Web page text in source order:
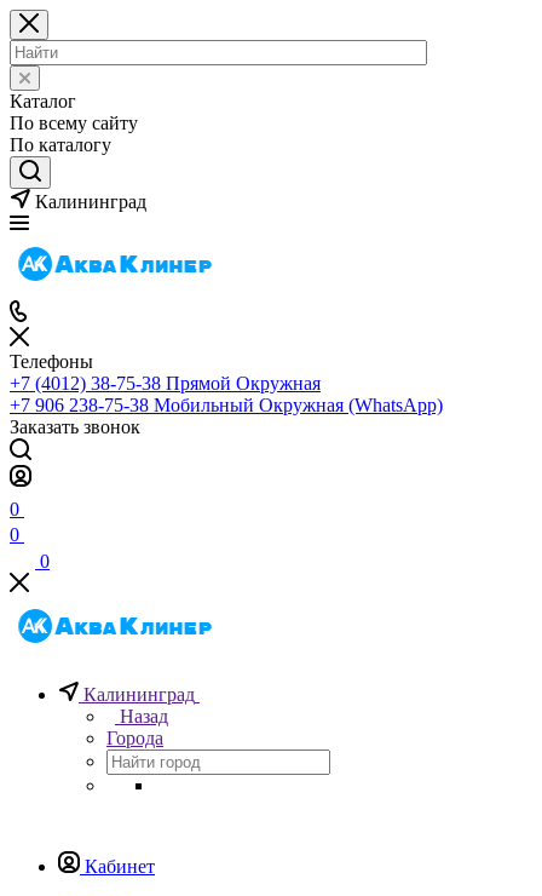
Каталог
По всему сайту
По каталогу
Калининград
Телефоны
+7 (4012) 38-75-38 Прямой Окружная
+7 906 238-75-38 Мобильный Окружная (WhatsApp)
Заказать звонок
0
0
0
Калининград
Назад
Города
Кабинет